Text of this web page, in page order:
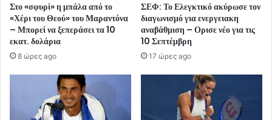
Στο «σφυρί» η μπάλα από το
«Χέρι του Θεού» του Μαραντόνα
– Μπορεί να ξεπεράσει τα 10
εκατ. δολάρια
8 ώρες ago
ΣΕΦ: Το Ελεγκτικό ακύρωσε τον
διαγωνισμό για ενεργειακη
αναβάθμιση – Ορισε νέο για τις
10 Σεπτέμβρη
17 ώρες ago